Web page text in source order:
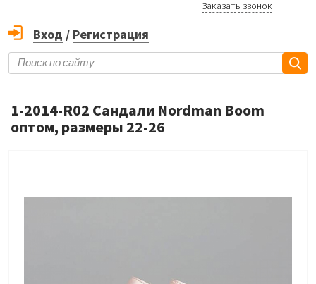
Заказать звонок
Вход / Регистрация
1-2014-R02 Сандали Nordman Boom
оптом, размеры 22-26